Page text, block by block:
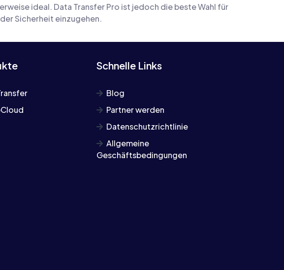
ideal. Data Transfer Pro ist jedoch die beste Wahl für
Sicherheit einzugehen.
Schnelle Links
Blog
Partner werden
Datenschutzrichtlinie
Allgemeine
Geschäftsbedingungen